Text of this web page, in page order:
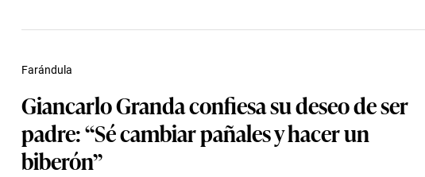
Giancarlo Granda confiesa su deseo de ser
padre: “Sé cambiar pañales y hacer un
biberón”
Farándula